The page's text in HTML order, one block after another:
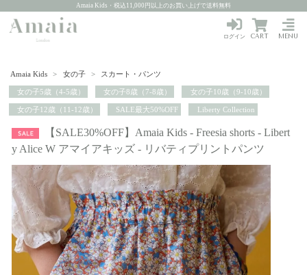
Amaia Kids・税込11,000円以上のお買い上げで送料無料
MENU
ログイン CART
Amaia Kids > 女の子 > スカート・パンツ
女の子5歳（4-5歳） 女の子8歳（7-8歳） 女の子10歳（9-10歳）
女の子12歳（11-12歳） SALE最大50%OFF Liberty Collection
【SALE30%OFF】Amaia Kids - Freesia shorts - Libert
y Alice W アマイアキッズ - リバティプリントパンツ